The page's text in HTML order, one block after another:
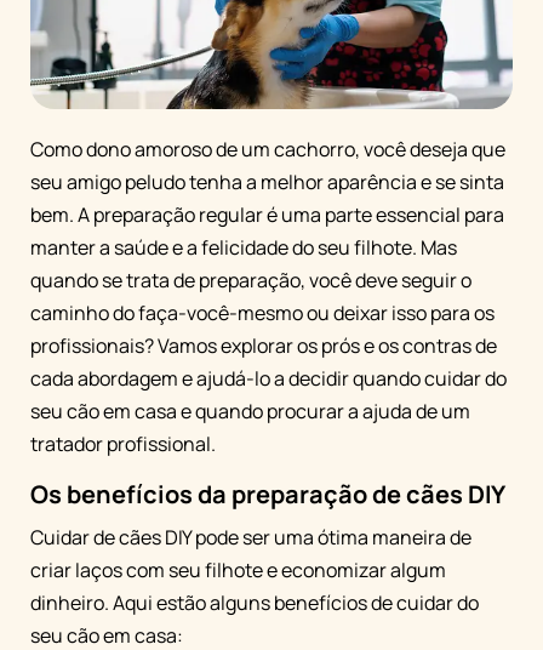
Como dono amoroso de um cachorro, você deseja que
seu amigo peludo tenha a melhor aparência e se sinta
bem. A preparação regular é uma parte essencial para
manter a saúde e a felicidade do seu filhote. Mas
quando se trata de preparação, você deve seguir o
caminho do faça-você-mesmo ou deixar isso para os
profissionais? Vamos explorar os prós e os contras de
cada abordagem e ajudá-lo a decidir quando cuidar do
seu cão em casa e quando procurar a ajuda de um
tratador profissional.
Os benefícios da preparação de cães DIY
Cuidar de cães DIY pode ser uma ótima maneira de
criar laços com seu filhote e economizar algum
dinheiro. Aqui estão alguns benefícios de cuidar do
seu cão em casa: